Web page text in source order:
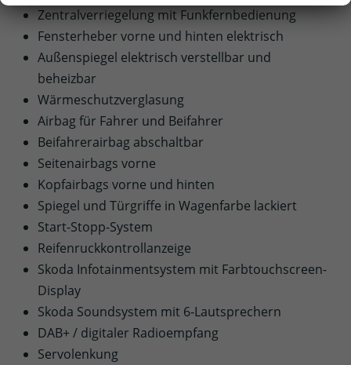
Zentralverriegelung mit Funkfernbedienung
Fensterheber vorne und hinten elektrisch
Außenspiegel elektrisch verstellbar und
beheizbar
Wärmeschutzverglasung
Airbag für Fahrer und Beifahrer
Beifahrerairbag abschaltbar
Seitenairbags vorne
Kopfairbags vorne und hinten
Spiegel und Türgriffe in Wagenfarbe lackiert
Start-Stopp-System
Reifenruckkontrollanzeige
Skoda Infotainmentsystem mit Farbtouchscreen-
Display
Skoda Soundsystem mit 6-Lautsprechern
DAB+ / digitaler Radioempfang
Servolenkung